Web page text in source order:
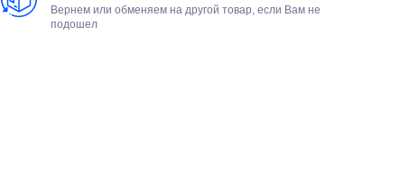
Вернем или обменяем на другой товар, если Вам не
подошел